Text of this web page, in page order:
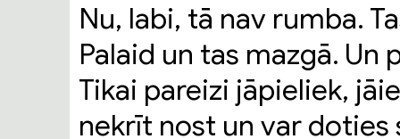
Nu, labi, tā nav rumba.
Palaid un tas mazgā. Un
Tikai pareizi jāpieliek,
nekrīt nost un var doties